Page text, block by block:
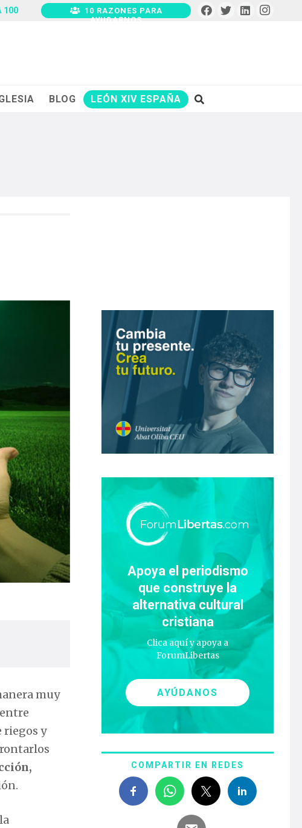
100
10 RAZONES PARA
AYUDARNOS
BLOG LEÓN XIV ESPAÑA
muy
riegos y
Apoya el periodismo
que construye la
alternativa cultural
cristiana
Clica aquí y apoya a
ForumLibertas
AYÚDANOS
COMPARTIR EN REDES